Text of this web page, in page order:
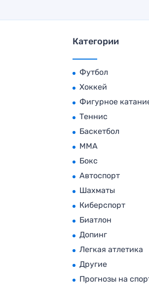
Категории
Футбол
Хоккей
Фигурное
Теннис
Баскетбол
MMA
Бокс
Автоспорт
Шахматы
Киберспорт
Биатлон
Допинг
Легкая атлетика
Другие
Прогнозы на